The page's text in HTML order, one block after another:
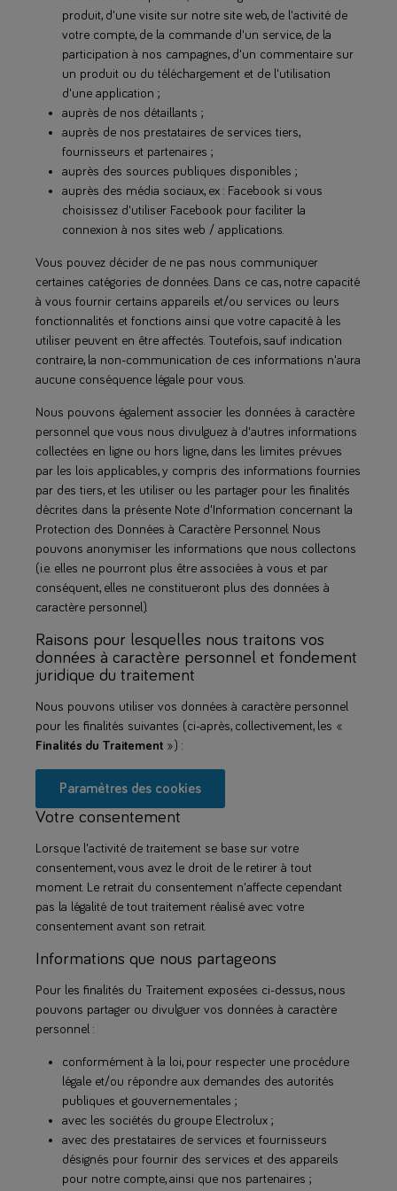
produit, d'une visite sur notre site web, de l'activité de
votre compte, de la commande d'un service, de la
participation à nos campagnes, d'un commentaire sur
un produit ou du téléchargement et de l'utilisation
d'une application ;
auprès de nos détaillants ;
auprès de nos prestataires de services tiers,
fournisseurs et partenaires ;
auprès des sources publiques disponibles ;
auprès des média sociaux, ex : Facebook si vous
choisissez d'utiliser Facebook pour faciliter la
connexion à nos sites web / applications.
Vous pouvez décider de ne pas nous communiquer
certaines catégories de données. Dans ce cas, notre capacité
à vous fournir certains appareils et/ou services ou leurs
fonctionnalités et fonctions ainsi que votre capacité à les
utiliser peuvent en être affectés. Toutefois, sauf indication
contraire, la non-communication de ces informations n'aura
aucune conséquence légale pour vous.
Nous pouvons également associer les données à caractère
personnel que vous nous divulguez à d'autres informations
collectées en ligne ou hors ligne, dans les limites prévues
par les lois applicables, y compris des informations fournies
par des tiers, et les utiliser ou les partager pour les finalités
décrites dans la présente Note d'Information concernant la
Protection des Données à Caractère Personnel. Nous
pouvons anonymiser les informations que nous collectons
(i.e. elles ne pourront plus être associées à vous et par
conséquent, elles ne constitueront plus des données à
caractère personnel).
Raisons pour lesquelles nous traitons vos
données à caractère personnel et fondement
juridique du traitement
Nous pouvons utiliser vos données à caractère personnel
pour les finalités suivantes (ci-après, collectivement, les «
Finalités du Traitement ») :
Paramètres des cookies
Votre consentement
Lorsque l'activité de traitement se base sur votre
consentement, vous avez le droit de le retirer à tout
moment. Le retrait du consentement n'affecte cependant
pas la légalité de tout traitement réalisé avec votre
consentement avant son retrait.
Informations que nous partageons
Pour les finalités du Traitement exposées ci-dessus, nous
pouvons partager ou divulguer vos données à caractère
personnel :
conformément à la loi, pour respecter une procédure
légale et/ou répondre aux demandes des autorités
publiques et gouvernementales ;
avec les sociétés du groupe Electrolux ;
avec des prestataires de services et fournisseurs
désignés pour fournir des services et des appareils
pour notre compte, ainsi que nos partenaires ;